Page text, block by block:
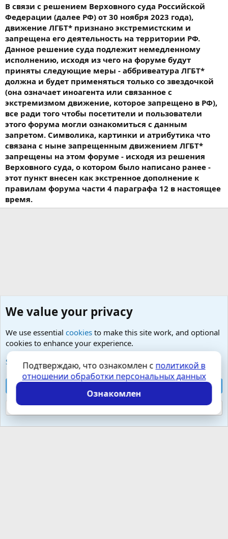
В связи с решением Верховного суда Российской
Федерации (далее РФ) от 30 ноября 2023 года),
движение ЛГБТ* признано экстремистским и
запрещена его деятельность на территории РФ.
Данное решение суда подлежит немедленному
исполнению, исходя из чего на форуме будут
приняты следующие меры - аббривеатура ЛГБТ*
должна и будет применяться только со звездочкой
(она означает иноагента или связанное с
экстремизмом движение, которое запрещено в РФ),
все ради того чтобы посетители и пользователи
этого форума могли ознакомиться с данным
запретом. Символика, картинки и атрибутика что
связана с ныне запрещенным движением ЛГБТ*
запрещены на этом форуме - исходя из решения
Верховного суда, о котором было написано ранее -
этот пункт внесен как экстренное дополнение к
правилам форума части 4 параграфа 12 в настоящее
время.
Любые вопросы от Гостей - анонимно
Cookies
Russian (RU)
Условия и правила
Политика конфиденциальности
Помощь
S
S
Локализация отXenForo.Info
We value your privacy
We use essential cookies to make this site work, and optional
cookies to enhance your experience.
See further information and configure your preferences
Reject optional cookies
Подтверждаю, что ознакомлен с политикой в
отношении обработки персональных данных
Ознакомлен